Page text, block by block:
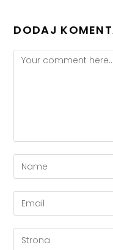
DODAJ
Comment
Enter
your
name
or
to
Enter
your
email
address
Enter